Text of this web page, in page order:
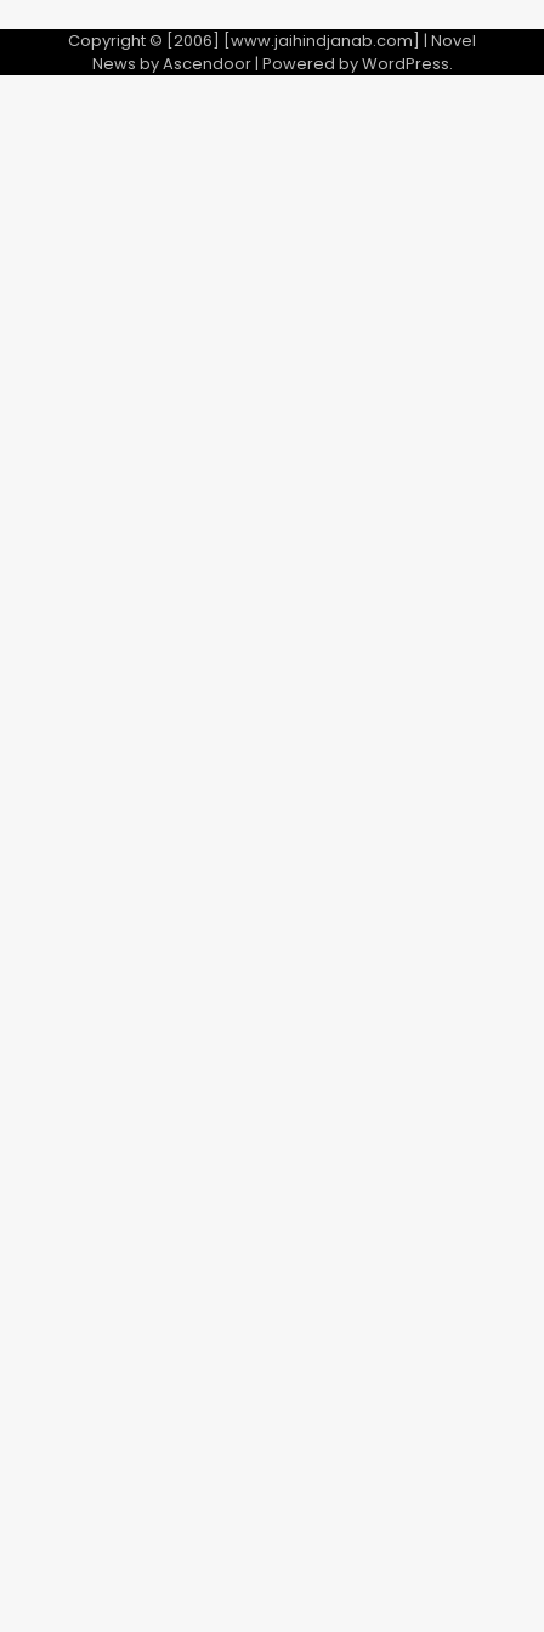
Copyright © [2006] [www.jaihindjanab.com] | Novel
News byAscendoor| Powered byWordPress.